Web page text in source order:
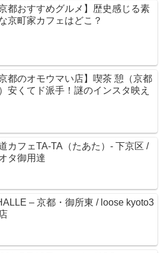
京都おすすめグルメ】歴史感じる素
京町家カフェはどこ？
京都のオモウマい店】喫茶 憩（京都
安くてド派手！謎のインスタ映え
カフェTA-TA（たあた）- 下京区 /
タ御用達
– 京都・御所東 / loose kyoto3